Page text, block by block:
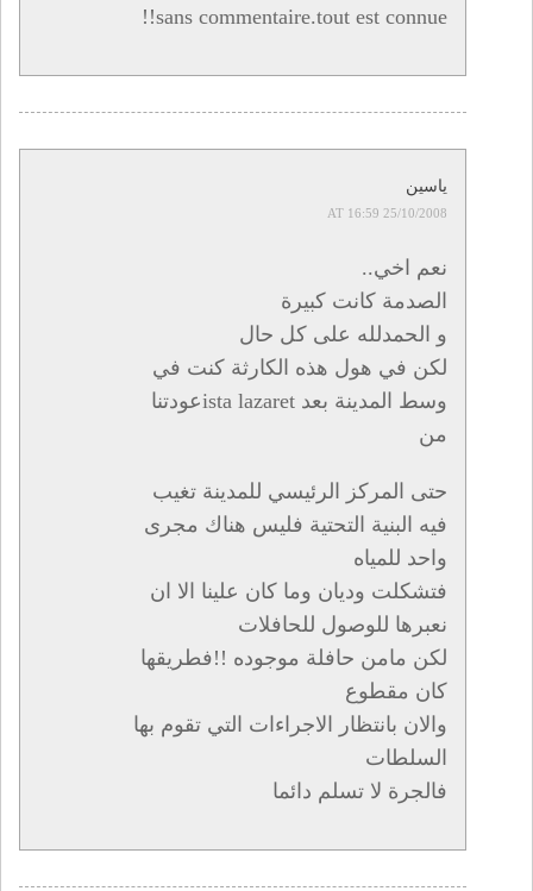
sans commentaire.tout est connue!!
ياسين
25/10/2008 AT 16:59
نعم اخي..
الصدمة كانت كبيرة
و الحمدلله على كل حال
لكن في هول هذه الكارثة كنت في
وسط المدينة بعد ista lazaretعودتنا
من
حتى المركز الرئيسي للمدينة تغيب
فيه البنية التحتية فليس هناك مجرى
واحد للمياه
فتشكلت وديان وما كان علينا الا ان
نعبرها للوصول للحافلات
لكن مامن حافلة موجوده !!فطريقها
كان مقطوع
والان بانتظار الاجراءات التي تقوم بها
السلطات
فالجرة لا تسلم دائما